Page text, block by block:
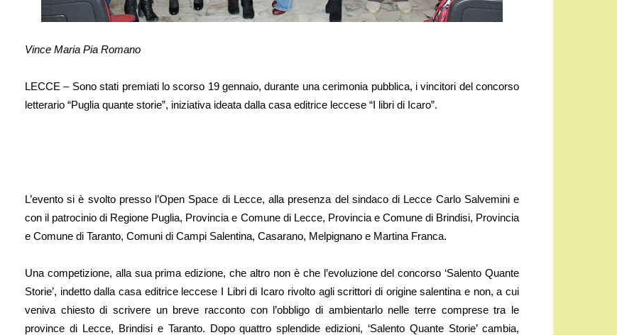
Vince Maria Pia Romano
LECCE – Sono stati premiati lo scorso 19 gennaio, durante una cerimonia pubblica, i vincitori del concorso
letterario “Puglia quante storie”, iniziativa ideata dalla casa editrice leccese “I libri di Icaro”.
L’evento si è svolto presso l’Open Space di Lecce, alla presenza del sindaco di Lecce Carlo Salvemini e
con il patrocinio di Regione Puglia, Provincia e Comune di Lecce, Provincia e Comune di Brindisi, Provincia
e Comune di Taranto, Comuni di Campi Salentina, Casarano, Melpignano e Martina Franca.
Una competizione, alla sua prima edizione, che altro non è che l’evoluzione del concorso ‘Salento Quante
Storie’, indetto dalla casa editrice leccese I Libri di Icaro rivolto agli scrittori di origine salentina e non, a cui
veniva chiesto di scrivere un breve racconto con l’obbligo di ambientarlo nelle terre comprese tra le
province di Lecce, Brindisi e Taranto. Dopo quattro splendide edizioni, ‘Salento Quante Storie’ cambia,